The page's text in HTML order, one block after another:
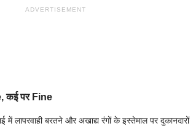
ADVERTISEMENT
कई पर Fine
में लापरवाही बरतने और अखाद्य रंगों के इस्तेमाल पर दुकानदारों